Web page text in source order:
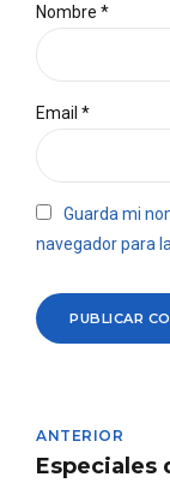
Nombre *
Email *
Guarda mi
navegador para
PUBLICAR
ANTERIOR
Especiales